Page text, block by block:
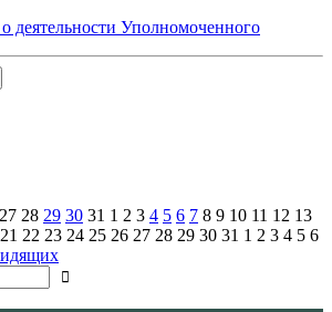
деятельности Уполномоченного
27 28 29 30 31 1 2 3 4 5 6 7 8 9 10 11 12 13
21 22 23 24 25 26 27 28 29 30 31 1 2 3 4 5 6